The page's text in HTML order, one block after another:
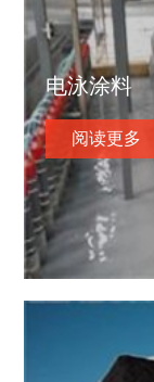
电泳涂料
阅读更多